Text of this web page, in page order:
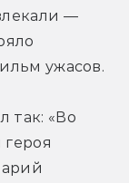
—
ужасов.
так: «Во